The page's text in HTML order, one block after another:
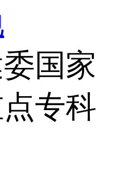
国家
专科